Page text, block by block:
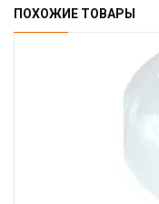
ПОХОЖИЕ ТОВАРЫ